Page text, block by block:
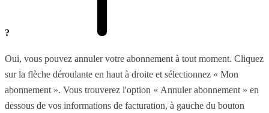
?
Oui, vous pouvez annuler votre abonnement à tout moment. Cliquez
sur la flèche déroulante en haut à droite et sélectionnez « Mon
abonnement ». Vous trouverez l'option « Annuler abonnement » en
dessous de vos informations de facturation, à gauche du bouton